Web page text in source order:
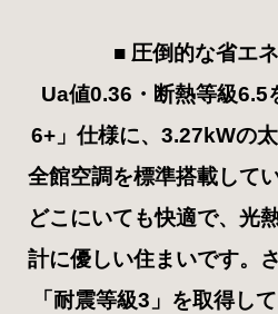
■ 圧倒的な省エ
Ua値0.36・断熱等級6.5
6+」仕様に、3.27kWの
全館空調を標準搭載して
どこにいても快適で、光
計に優しい住まいです。
「耐震等級3」を取得し